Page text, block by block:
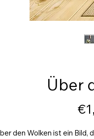
Über
den Wolken ist ein Bild,